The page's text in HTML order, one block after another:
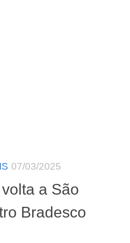
07/03/2025
a São
Bradesco